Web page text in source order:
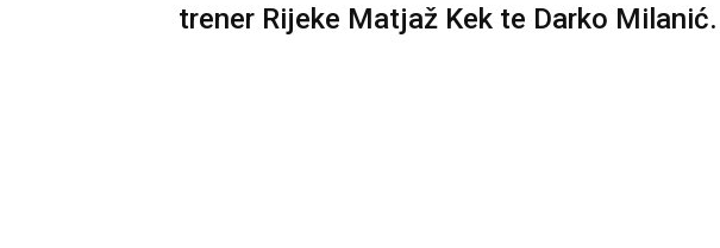
trener Rijeke Matjaž Kek te Darko Milanić.